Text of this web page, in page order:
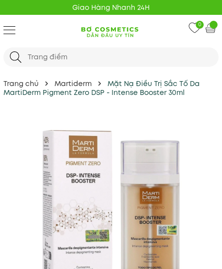
Giao Hàng Nhanh 24H
0
Trang chủ Martiderm
Mặt Nạ Điều Trị Sắc Tố Da
MartiDerm Pigment Zero DSP - Intense Booster 30ml